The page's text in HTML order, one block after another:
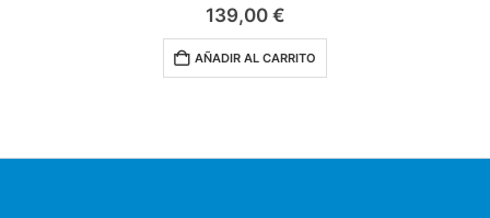
139,00 €
AÑADIR AL CARRITO